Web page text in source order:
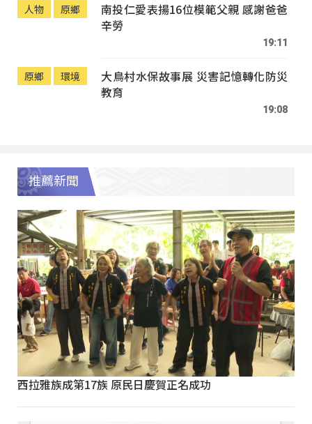
人物 原鄉
南投仁愛表揚16位模範父親 感謝爸爸
辛勞
19:11
原鄉 環境
大鳥村水保故事展 災害記憶轉化防災
教育
19:08
推薦新聞
西拉雅族成第17族 原民日慶賀正名成功